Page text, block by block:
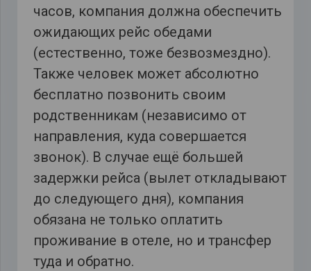
часов, компания должна обеспечить
ожидающих рейс обедами
(естественно, тоже безвозмездно).
Также человек может абсолютно
бесплатно позвонить своим
родственникам (независимо от
направления, куда совершается
звонок). В случае ещё большей
задержки рейса (вылет откладывают
до следующего дня), компания
обязана не только оплатить
проживание в отеле, но и трансфер
туда и обратно.